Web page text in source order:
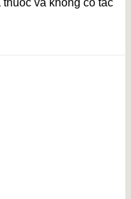
và không có tác